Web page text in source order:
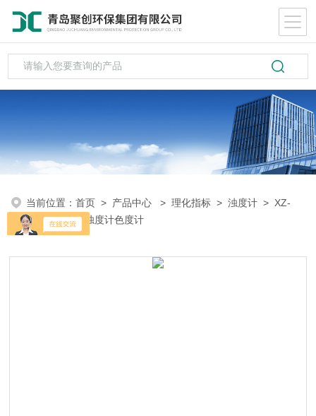
当前位置：首页 > 产品中心 >理化指标 >浊度计 > XZ-
0101S水环境浊度计色度计